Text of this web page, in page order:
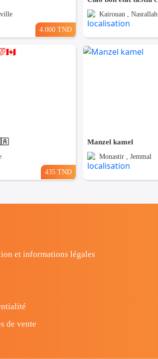
4.000 TND
Kairouan , Nasrallah
435 TND
Manzel kamel
Monastir , Jemmal
et informations légales
de vente